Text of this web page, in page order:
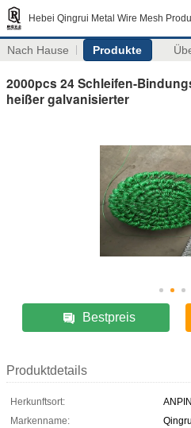
Hebei Qingrui Metal Wire Mesh
Nach Hause Produkte
2000pcs 24 Schleifen-
heißer galvanisierter
Bestpreis
Produktdetails
Herkunftsort:
Markenname: